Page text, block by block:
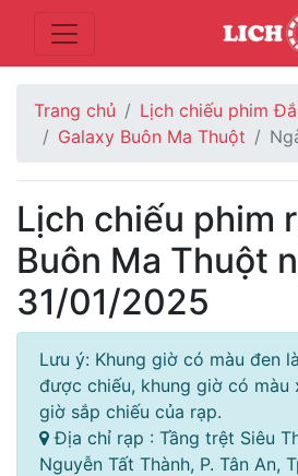
Trang chủ
Lịch chiếu phim
Galaxy Buôn Ma Thuột
Lịch chiếu phim
Buôn Ma Thuột
31/01/2025
Lưu ý: Khung giờ có màu đen
được chiếu, khung giờ có màu
giờ sắp chiếu của rạp.
Địa chỉ rạp : Tầng trệt Siêu
Nguyễn Tất Thành, P. Tân An,